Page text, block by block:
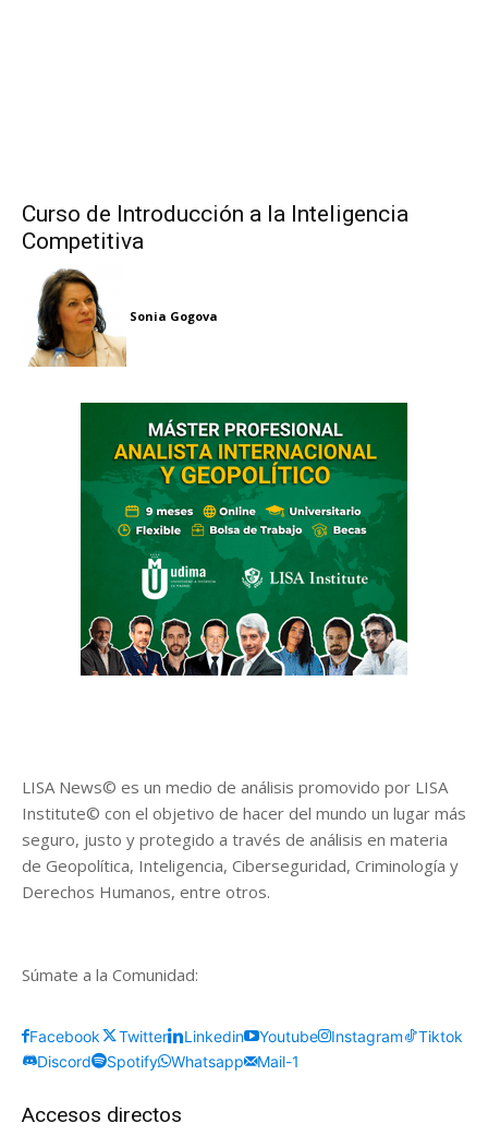
Curso de Introducción a la Inteligencia
Competitiva
Sonia Gogova
LISA News© es un medio de análisis promovido por LISA
Institute© con el objetivo de hacer del mundo un lugar más
seguro, justo y protegido a través de análisis en materia
de Geopolítica, Inteligencia, Ciberseguridad, Criminología y
Derechos Humanos, entre otros.
Súmate a la Comunidad:
Facebook Twitter Linkedin Youtube Instagram
Tiktok
Discord
Spotify Whatsapp Mail-1
Accesos directos